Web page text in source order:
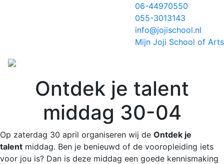
06-44970550
055-3013143
info@jojischool.nl
Mijn Joji School of Arts
Ontdek je talent
middag 30-04
Op zaterdag 30 april organiseren wij de Ontdek je
talent middag. Ben je benieuwd of de vooropleiding iets
voor jou is? Dan is deze middag een goede kennismaking